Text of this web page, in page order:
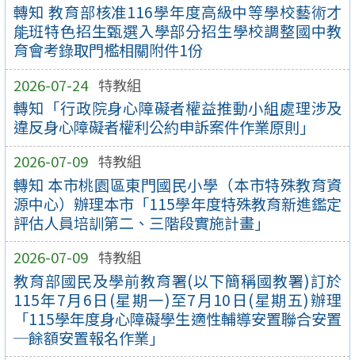
轉知 教育部核准116學年度高級中等學校藝術才
能班特色招生甄選入學部分招生學校調整國中教
育會考錄取門檻相關附件1份
2026-07-24 特教組
轉知「行政院身心障礙者權益推動小組處理涉及
違反身心障礙者權利公約申訴案件作業原則」
2026-07-09 特教組
轉知 本市桃園區東門國民小學（本市特殊教育資
源中心）辦理本市「115學年度特殊教育新進鑑定
評估人員培訓第二、三階段實施計畫」
2026-07-09 特教組
教育部國民及學前教育署(以下簡稱國教署)訂於
115年7月6日(星期一)至7月10日(星期五)辦理
「115學年度身心障礙學生適性輔導安置聯合安置
─餘額安置報名作業」